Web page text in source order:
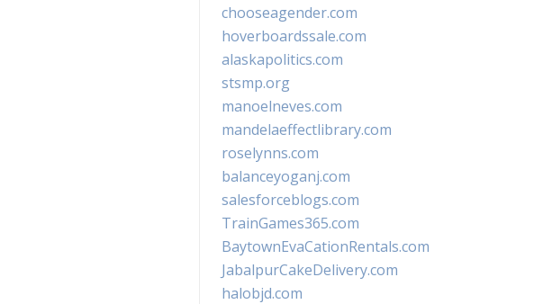
chooseagender.com
hoverboardssale.com
alaskapolitics.com
stsmp.org
manoelneves.com
mandelaeffectlibrary.com
roselynns.com
balanceyoganj.com
salesforceblogs.com
TrainGames365.com
BaytownEvaCationRentals.com
JabalpurCakeDelivery.com
halobjd.com